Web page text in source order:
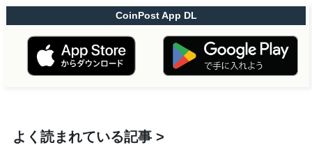
CoinPost App DL
よく読まれている記事